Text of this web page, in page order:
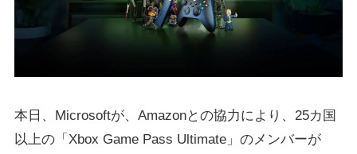
本日、Microsoftが、Amazonとの協力により、25カ国
以上の「Xbox Game Pass Ultimate」のメンバーが